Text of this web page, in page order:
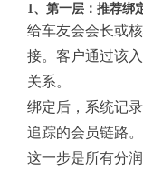
1、第一层：推荐绑
给车友会会长或
接。客户通过该
关系。
绑定后，系统记
追踪的会员链路。
这一步是所有分润